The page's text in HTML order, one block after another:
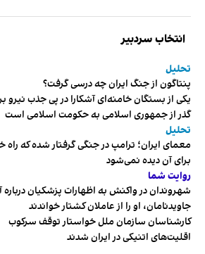
انتخاب سردبیر
تحلیل
پنتاگون از جنگ ایران چه درسی گرفت؟
یکی از بستگان خامنه‌ای آشکارا در پی جذب نیرو
گذر از جمهوری اسلامی به حکومت اسلامی است
تحلیل
معمای ایران؛ ترامپ در جنگی گرفتار شده که راه
برای آن دیده نمی‌شود
روایت شما
شهروندان در واکنش به اظهارات پزشکیان درباره
جاویدنامان، او را از عاملان کشتار خواندند
کارشناسان سازمان ملل خواستار توقف سرکوب
اقلیت‌های اتنیکی در ایران شدند